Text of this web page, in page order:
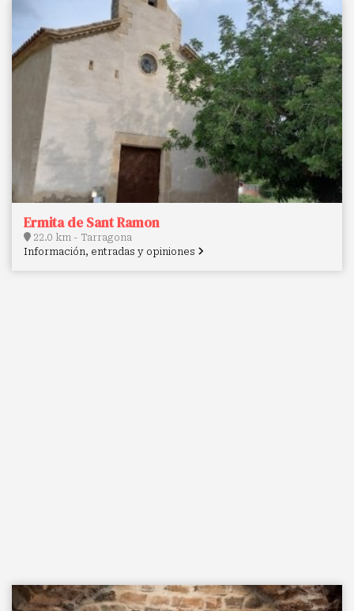
Ermita de Sant Ramon
22.0 km - Tarragona
Información, entradas y opiniones